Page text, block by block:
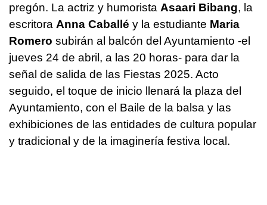
pregón. La actriz y humorista Asaari Bibang, la
escritora Anna Caballé y la estudiante Maria
Romero subirán al balcón del Ayuntamiento -el
jueves 24 de abril, a las 20 horas- para dar la
señal de salida de las Fiestas 2025. Acto
seguido, el toque de inicio llenará la plaza del
Ayuntamiento, con el Baile de la balsa y las
exhibiciones de las entidades de cultura popular
y tradicional y de la imaginería festiva local.